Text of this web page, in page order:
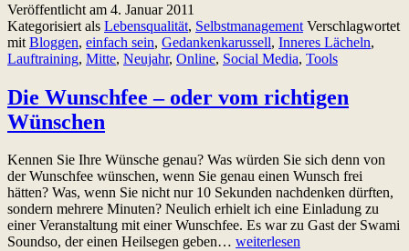
Vorsätze…
Veröffentlicht am 4. Januar 2011
Kategorisiert als Lebensqualität, Selbstmanagement Verschlagwortet
mit Bloggen, einfach sein, Gedankenkarussell, Inneres Lächeln,
Lauftraining, Mitte, Neujahr, Online, Social Media, Tools
Die Wunschfee – oder vom richtigen
Wünschen
Kennen Sie Ihre Wünsche genau? Was würden Sie sich denn von
der Wunschfee wünschen, wenn Sie genau einen Wunsch frei
hätten? Was, wenn Sie nicht nur 10 Sekunden nachdenken dürften,
sondern mehrere Minuten? Neulich erhielt ich eine Einladung zu
einer Veranstaltung mit einer Wunschfee. Es war zu Gast der Swami
Soundso, der einen Heilsegen geben… Die
weiterlesen